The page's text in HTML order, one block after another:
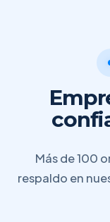
Más de 100
respaldo en